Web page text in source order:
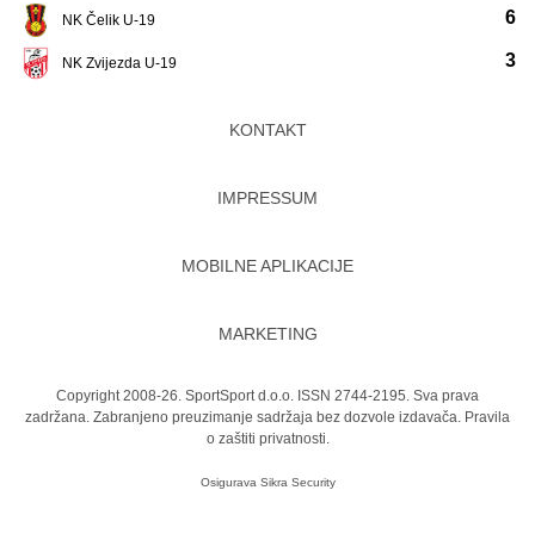
NK Čelik U-19
NK Zvijezda U-19
6
3
KONTAKT
IMPRESSUM
MOBILNE APLIKACIJE
MARKETING
Copyright 2008-26. SportSport d.o.o. ISSN 2744-2195. Sva prava
zadržana. Zabranjeno preuzimanje sadržaja bez dozvole izdavača. Pravila
o zaštiti privatnosti.
Osigurava Sikra Security